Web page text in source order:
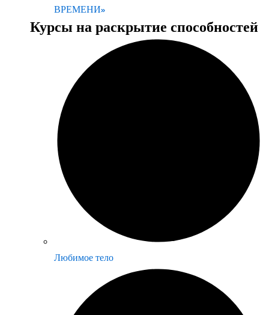
ВРЕМЕНИ»
Курсы на раскрытие способностей
Любимое тело